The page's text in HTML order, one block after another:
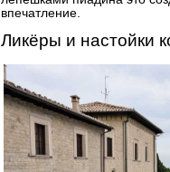
впечатление.
Ликёры и настойки